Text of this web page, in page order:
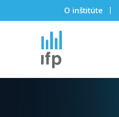
O inštitúte